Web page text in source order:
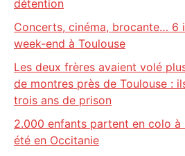
détention
Concerts, cinéma, brocante… 6
week-end à Toulouse
Les deux frères avaient volé
de montres près de Toulouse :
trois ans de prison
2.000 enfants partent en colo
été en Occitanie